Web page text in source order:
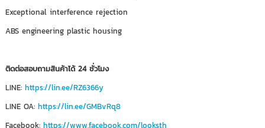
Exceptional interference rejection
ABS engineering plastic housing
ติดต่อสอบถามสินค้าได้ 24 ชั่วโมง
LINE: https://lin.ee/RZ6366y
LINE OA:https://lin.ee/GMBvRq8
Facebook:https://www.facebook.com/looksth